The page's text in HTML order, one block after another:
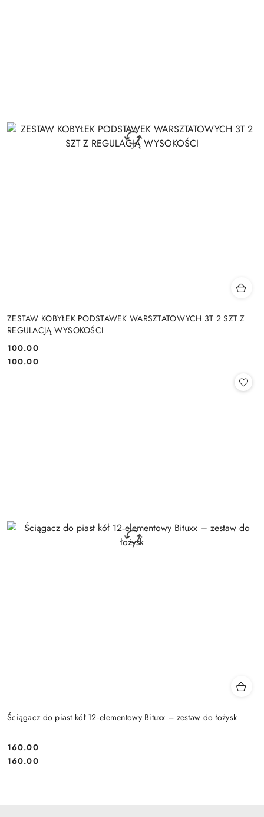
ZESTAW KOBYŁEK PODSTAWEK WARSZTATOWYCH 3T 2 SZT Z
REGULACJĄ WYSOKOŚCI
Cena:
100.00
Cena:
100.00
Ściągacz do piast kół 12‑elementowy Bituxx – zestaw do łożysk
Cena:
160.00
Cena:
160.00